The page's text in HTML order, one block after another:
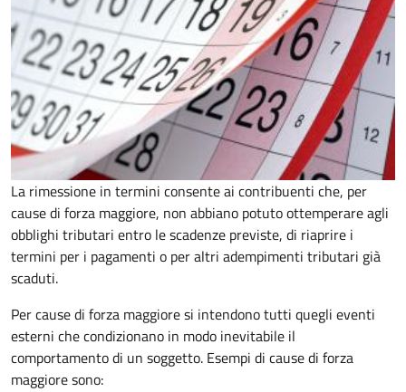
La rimessione in termini consente ai contribuenti che, per
cause di forza maggiore, non abbiano potuto ottemperare agli
obblighi tributari entro le scadenze previste, di riaprire i
termini per i pagamenti o per altri adempimenti tributari già
scaduti.
Per cause di forza maggiore si intendono tutti quegli eventi
esterni che condizionano in modo inevitabile il
comportamento di un soggetto. Esempi di cause di forza
maggiore sono: